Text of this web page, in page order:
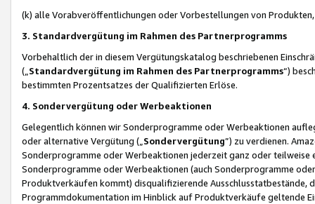
(k) alle Vorabveröffentlichungen oder Vorbestellungen von
3. Standardvergütung im Rahmen des Partnerprogramms
Vorbehaltlich der in diesem Vergütungskatalog beschriebenen
(„ Standardvergütung im Rahmen des Partnerprogramms“)
bestimmten Prozentsatzes der Qualifizierten Erlöse.
4. Sondervergütung oder Werbeaktionen
Gelegentlich können wir Sonderprogramme oder Werbeaktionen
oder alternative Vergütung („ Sondervergütung”) zu verdienen.
Sonderprogramme oder Werbeaktionen jederzeit ganz oder
Sonderprogramme oder Werbeaktionen (auch Sonderprogramme
Produktverkäufen kommt) disqualifizierende Ausschlusstatbestände,
Programmdokumentation im Hinblick auf Produktverkäufe geltende